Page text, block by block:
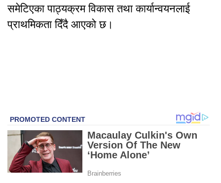
समेटिएका पाठ्यक्रम विकास तथा कार्यान्वयनलाई
प्राथमिकता दिँदै आएको छ।